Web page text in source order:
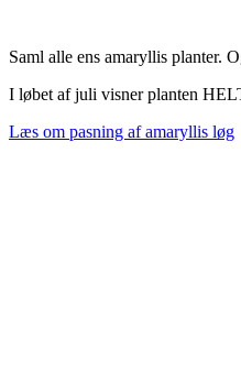
Saml alle ens amaryllis planter.
I løbet af juli visner planten
Læs om pasning af amaryllis løg